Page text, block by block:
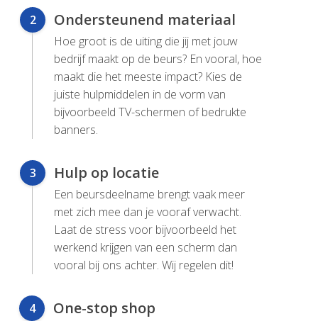
2 Ondersteunend materiaal
Hoe groot is de uiting die jij met jouw
bedrijf maakt op de beurs? En vooral, hoe
maakt die het meeste impact? Kies de
juiste hulpmiddelen in de vorm van
bijvoorbeeld TV-schermen of bedrukte
banners.
3 Hulp op locatie
Een beursdeelname brengt vaak meer
met zich mee dan je vooraf verwacht.
Laat de stress voor bijvoorbeeld het
werkend krijgen van een scherm dan
vooral bij ons achter. Wij regelen dit!
4 One-stop shop